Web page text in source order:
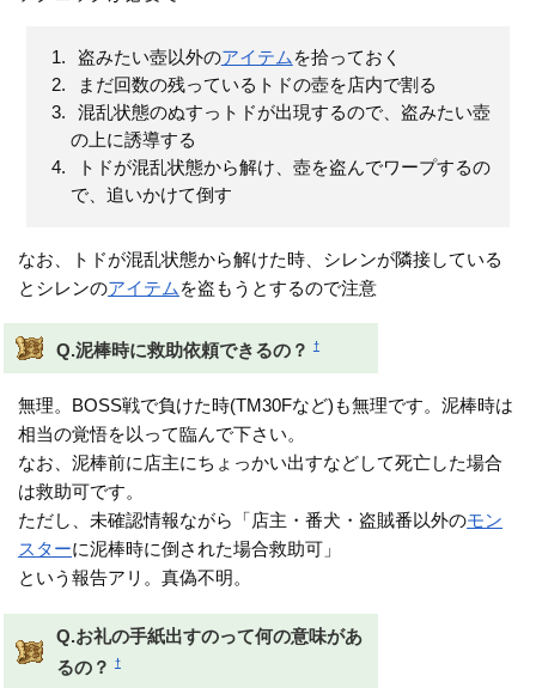
盗みたい壺以外のアイテム を拾っておく
まだ回数の残っているトドの壺を店内で割る
混乱状態のぬすっトドが出現するので、盗みたい壺
の上に誘導する
トドが混乱状態から解け、壺を盗んでワープするの
で、追いかけて倒す
なお、トドが混乱状態から解けた時、シレンが隣接している
とシレンのアイテム を盗もうとするので注意
Q.泥棒時に救助依頼できるの？ †
無理。BOSS戦で負けた時(TM30Fなど)も無理です。泥棒時は
相当の覚悟を以って臨んで下さい。
なお、泥棒前に店主にちょっかい出すなどして死亡した場合
は救助可です。
ただし、未確認情報ながら「店主・番犬・盗賊番以外のモン
スターに泥棒時に倒された場合救助可」
という報告アリ。真偽不明。
Q.お礼の手紙出すのって何の意味があ
るの？
†